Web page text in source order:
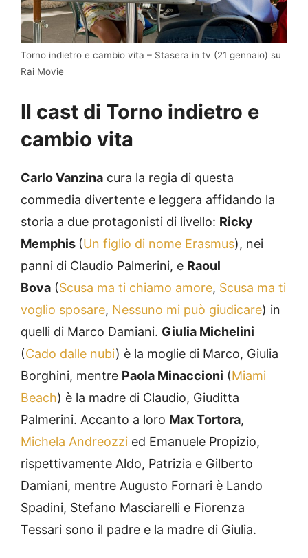
Torno indietro e cambio vita – Stasera in tv (21 gennaio) su
Rai Movie
Il cast di Torno indietro e
cambio vita
Carlo Vanzina cura la regia di questa
commedia divertente e leggera affidando la
storia a due protagonisti di livello: Ricky
Memphis (Un figlio di nome Erasmus), nei
panni di Claudio Palmerini, e Raoul
Bova (Scusa ma ti chiamo amore, Scusa ma ti
voglio sposare, Nessuno mi può giudicare) in
quelli di Marco Damiani. Giulia Michelini
(Cado dalle nubi) è la moglie di Marco, Giulia
Borghini, mentre Paola Minaccioni (Miami
Beach) è la madre di Claudio, Giuditta
Palmerini. Accanto a loro Max Tortora,
Michela Andreozzi ed Emanuele Propizio,
rispettivamente Aldo, Patrizia e Gilberto
Damiani, mentre Augusto Fornari è Lando
Spadini, Stefano Masciarelli e Fiorenza
Tessari sono il padre e la madre di Giulia.